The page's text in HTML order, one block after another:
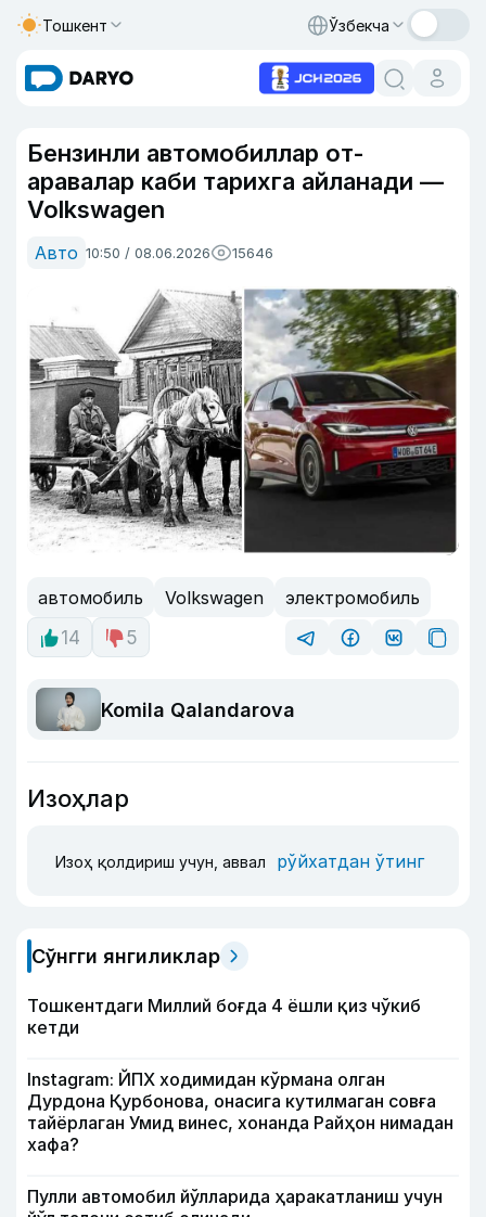
Тошкент Ўзбекча
Бензинли автомобиллар от-
аравалар каби тарихга айланади —
Volkswagen
Авто 10:50 / 08.06.2026 15646
автомобиль Volkswagen
электромобиль
14
5
Komila Qalandarova
Изоҳлар
Изоҳ қолдириш учун, аввал рўйхатдан ўтинг
Сўнгги янгиликлар
Тошкентдаги Миллий боғда 4 ёшли қиз чўкиб
кетди
Instagram: ЙПХ ходимидан кўрмана олган
Дурдона Қурбонова, онасига кутилмаган совға
тайёрлаган Умид винес, хонанда Райҳон нимадан
хафа?
Пулли автомобил йўлларида ҳаракатланиш учун